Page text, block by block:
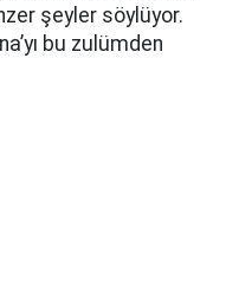
şeyler söylüyor.
bu zulümden